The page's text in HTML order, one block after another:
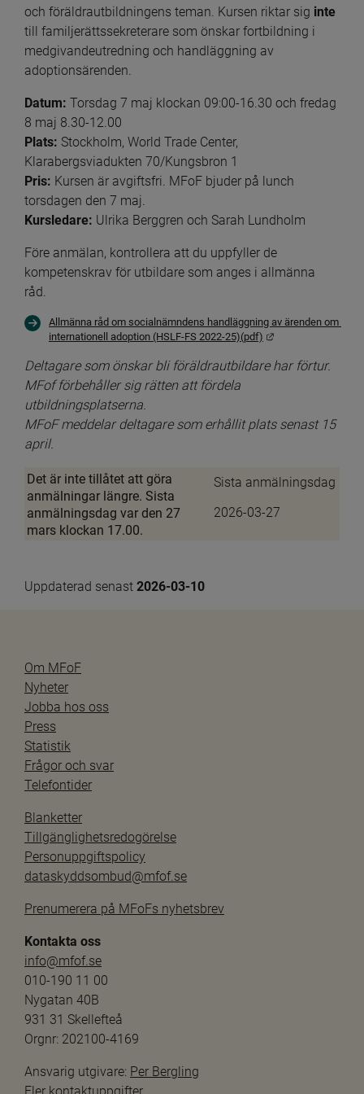
och föräldrautbildningens teman. Kursen riktar sig inte
till familjerättssekreterare som önskar fortbildning i
medgivandeutredning och handläggning av
adoptionsärenden.
Datum: Torsdag 7 maj klockan 09:00-16.30 och fredag
8 maj 8.30-12.00
Plats: Stockholm, World Trade Center,
Klarabergsviadukten 70/Kungsbron 1
Pris: Kursen är avgiftsfri. MFoF bjuder på lunch
torsdagen den 7 maj.
Kursledare: Ulrika Berggren och Sarah Lundholm
Före anmälan, kontrollera att du uppfyller de
kompetenskrav för utbildare som anges i allmänna
råd.
Allmänna råd om socialnämndens handläggning av ärenden om
internationell adoption (HSLF-FS 2022-25)(pdf)
Deltagare som önskar bli föräldrautbildare har förtur.
MFof förbehåller sig rätten att fördela
utbildningsplatserna.
MFoF meddelar deltagare som erhållit plats senast 15
april.
Sista anmälningsdag
2026-03-27
Det är inte tillåtet att göra
anmälningar längre. Sista
anmälningsdag var den 27
mars klockan 17.00.
Uppdaterad senast 2026-03-10
Om MFoF
Nyheter
Jobba hos oss
Press
Statistik
Frågor och svar
Telefontider
Blanketter
Tillgänglighetsredogörelse
Personuppgiftspolicy
dataskyddsombud@mfof.se
Prenumerera på MFoFs nyhetsbrev
Kontakta oss
info@mfof.se
010-190 11 00
Nygatan 40B
931 31 Skellefteå
Orgnr: 202100-4169
Ansvarig utgivare: Per Bergling